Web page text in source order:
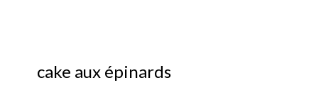
cake aux épinards